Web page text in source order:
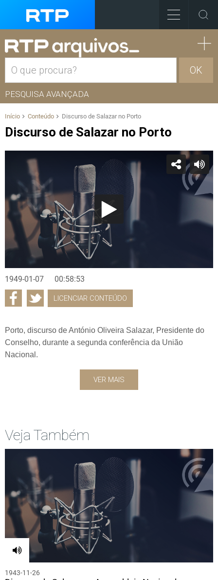
OK
PESQUISA AVANÇADA
Início Conteúdo Discurso de Salazar no Porto
Discurso de Salazar no Porto
1949-01-07 00:58:53
LICENCIAR CONTEÚDO
Porto, discurso de António Oliveira Salazar, Presidente do
Conselho, durante a segunda conferência da União
Nacional.
VER MAIS
Veja Também
1943-11-26